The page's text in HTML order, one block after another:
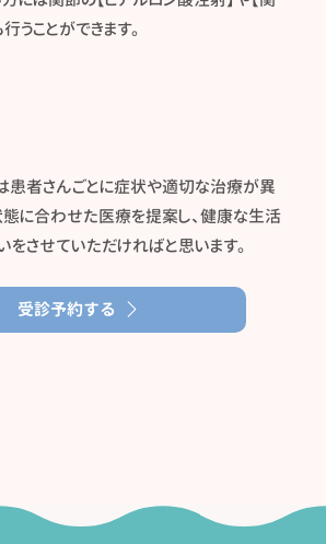
うことができます。
患者さんごとに症状や適切な治療が異
態に合わせた医療を提案し、健康な生活
をさせていただければと思います。
受診予約する